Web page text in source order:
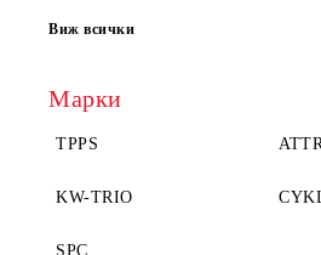
Виж всички
Марки
TPPS
KW-TRIO
SPC